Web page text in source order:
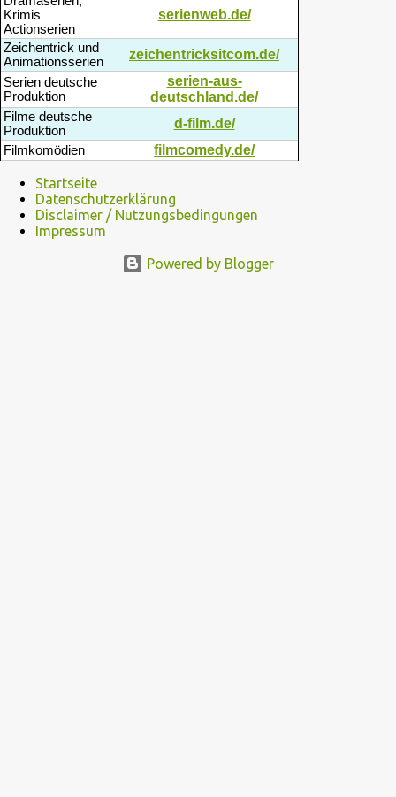
Krimis
Actionserien
serienweb.de/
Zeichentrick und
Animationsserien
zeichentricksitcom.de/
Serien deutsche
Produktion
serien-aus-
deutschland.de/
Filme deutsche
Produktion
d-film.de/
Filmkomödien filmcomedy.de/
Startseite
Datenschutzerklärung
Disclaimer / Nutzungsbedingungen
Impressum
Powered by Blogger